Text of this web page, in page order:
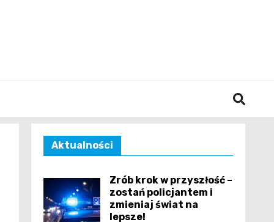
Aktualności
Zrób krok w przyszłość –
zostań policjantem i
zmieniaj świat na
lepsze!